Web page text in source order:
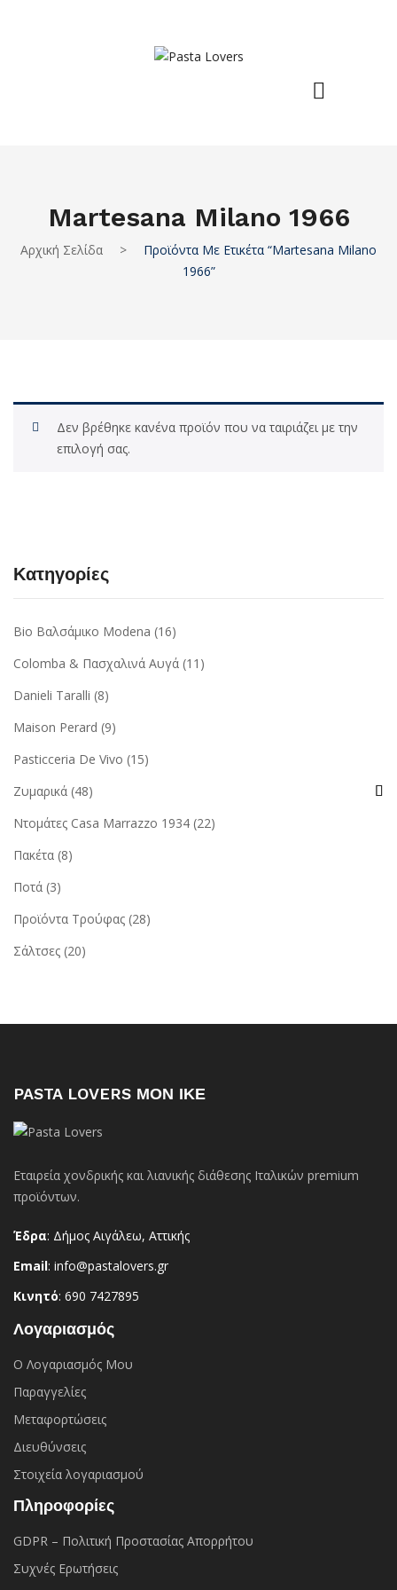
Martesana Milano 1966
Αρχική Σελίδα >
Προϊόντα Με Ετικέτα “Martesana Milano
1966”
Δεν βρέθηκε κανένα προϊόν που να ταιριάζει με την
επιλογή σας.
Κατηγορίες
Bio Βαλσάμικο Modena (16)
Colomba & Πασχαλινά Αυγά (11)
Danieli Taralli (8)
Maison Perard (9)
Pasticceria De Vivo (15)
Ζυμαρικά (48)
Ντομάτες Casa Marrazzo 1934 (22)
Πακέτα (8)
Ποτά (3)
Προϊόντα Τρούφας (28)
Σάλτσες (20)
PASTA LOVERS ΜΟΝ ΙΚΕ
Εταιρεία χονδρικής και λιανικής διάθεσης Ιταλικών premium
προϊόντων.
Έδρα: Δήμος Αιγάλεω, Αττικής
Email: info@pastalovers.gr
Κινητό: 690 7427895
Λογαριασμός
Ο Λογαριασμός Μου
Παραγγελίες
Μεταφορτώσεις
Διευθύνσεις
Στοιχεία λογαριασμού
Πληροφορίες
GDPR – Πολιτική Προστασίας Απορρήτου
Συχνές Eρωτήσεις